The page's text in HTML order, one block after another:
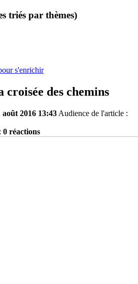
triés par thèmes)
croisée des chemins
août 2016 13:43 Audience de l'article :
0 réactions